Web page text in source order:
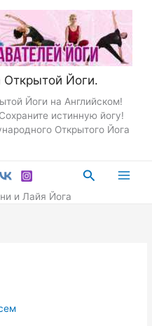
Йоги.
Йоги на Английском!
истинную йогу!
Открытого Йога
Поиск
и Лайя Йога